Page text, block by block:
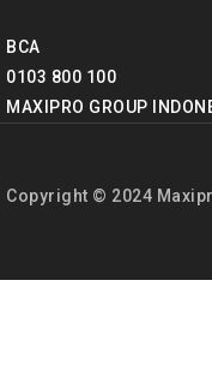
BCA
0103 800 100
MAXIPRO GROUP
Copyright © 2024